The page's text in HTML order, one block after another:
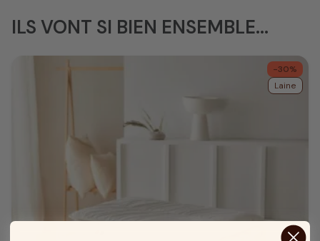
ILS VONT SI BIEN ENSEMBLE...
-30%
Laine